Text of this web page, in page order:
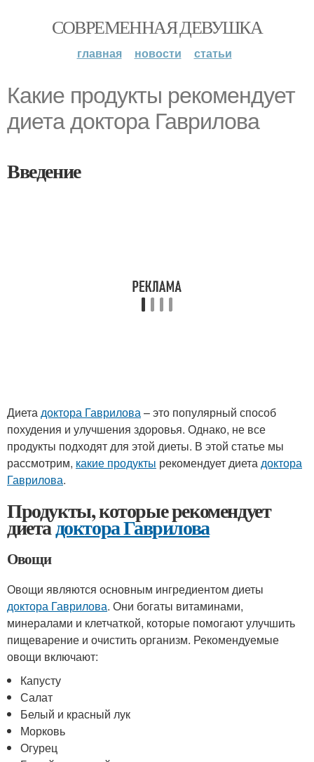
СОВРЕМЕННАЯ ДЕВУШКА
главная новости статьи
Какие продукты рекомендует
диета доктора Гаврилова
Введение
Диетадоктора Гаврилова– это популярный способ
похудения и улучшения здоровья. Однако, не все
продукты подходят для этой диеты. В этой статье мы
рассмотрим, какие продукты рекомендует диетадоктора
Гаврилова.
Продукты, которые рекомендует
диетадоктора Гаврилова
Овощи
Овощи являются основным ингредиентом диеты
доктора Гаврилова. Они богаты витаминами,
минералами и клетчаткой, которые помогают улучшить
пищеварение и очистить организм. Рекомендуемые
овощи включают:
Капусту
Салат
Белый и красный лук
Морковь
Огурец